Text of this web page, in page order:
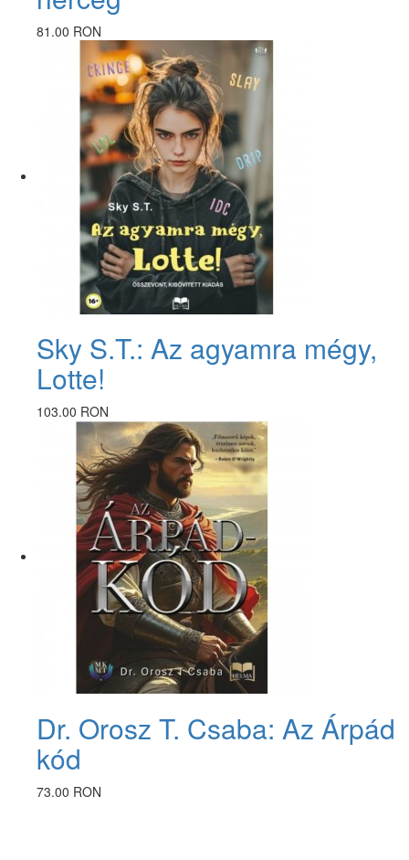
81.00 RON
Sky S.T.: Az agyamra mégy,
Lotte!
103.00 RON
Dr. Orosz T. Csaba: Az Árpád
kód
73.00 RON